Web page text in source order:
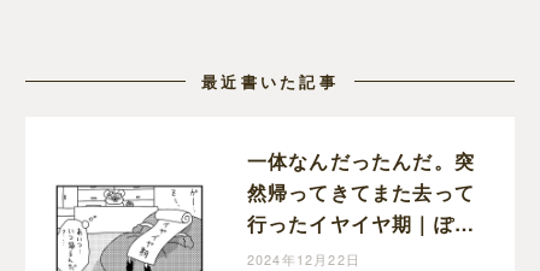
最近書いた記事
一体なんだったんだ。突
然帰ってきてまた去って
行ったイヤイヤ期｜ぽこ
たろー育児漫画
2024年12月22日